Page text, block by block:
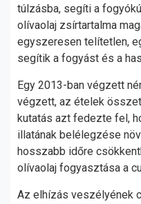
túlzásba, segíti a
olívaolaj zsírtartalma
egyszeresen telítetlen,
segítik a fogyást és a
Egy 2013-ban végzett
végzett, az ételek
kutatás azt fedezte fel,
illatának belélegzése
hosszabb időre
olívaolaj fogyasztása a
Az elhízás veszélyének